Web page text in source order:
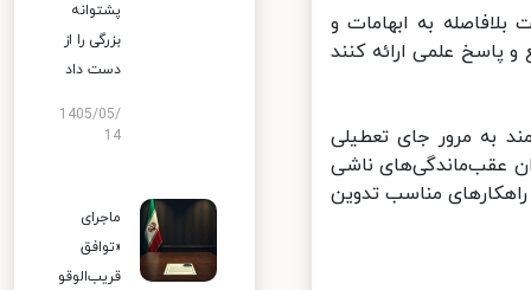
به ابهامات و
علمی ارائه کنند
به مرور جای تعطیلی
عقب‌ماندگی‌های ناشی
مناسب تدوین
پشتوانه
بزرگی را از
دست داد
1405/05/
14
ماجرای
«توافق
قریب‌الوقو